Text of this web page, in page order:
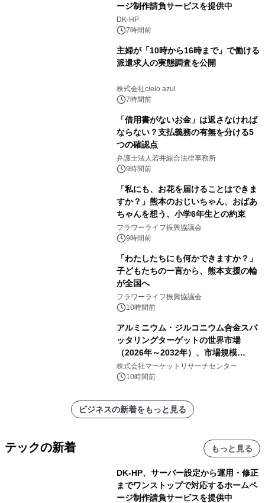
ージ制作請負サービスを提供中
DK-HP
7時間前
主婦が「10時から16時まで」で働ける
派遣求人の実態調査を公開
株式会社cielo azul
7時間前
「借用書がないお金」は返さなければ
ならない？支払義務の有無を分ける5
つの確認点
弁護士法人若井綜合法律事務所
9時間前
「私にも、お花を届けることはできま
すか？」熊本のおじいちゃん、おばあ
ちゃんを想う、小学6年生との約束
フラワーライフ振興協議会
9時間前
「わたしたちにも何かできますか？」
子どもたちの一言から、熊本支援の輪
が全国へ
フラワーライフ振興協議会
10時間前
アルミニウム・ジルコニウム合金スパ
ッタリングターゲットの世界市場
（2026年～2032年）、市場規模
（0.995、0.999、その他）・分析レポ
ートを発表
株式会社マーケットリサーチセンター
10時間前
ビジネスの新着をもっと見る
テックの新着 もっと見る
DK-HP、サーバー設定から運用・修正
までワンストップで対応するホームペ
ージ制作請負サービスを提供中